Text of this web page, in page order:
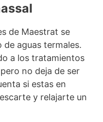
de Maestrat se
aguas termales.
a los tratamientos
no deja de ser
si estas en
y relajarte un